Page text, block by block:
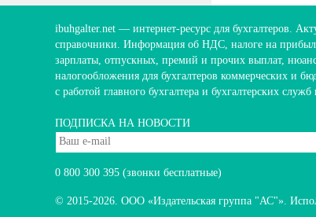
ibuhgalter.net — интернет-ресурс для бухгалтеров.
справочники. Информация об НДС, налоге на
зарплаты, отпускных, премий и прочих выплат,
налогообложения для бухгалтеров коммерческих и
с работой главного бухгалтера и бухгалтерских служб
ПОДПИСКА НА НОВОСТИ
0 800 300 395 (звонки бесплатные)
© 2015-2026. ООО «Издательская группа "АС"».